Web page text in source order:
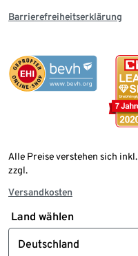
Barrierefreiheitserklärung
Alle Preise verstehen sich
zzgl.
Versandkosten
Land wählen
Deutschland